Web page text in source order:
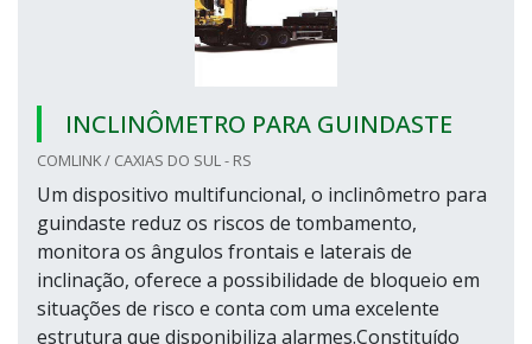
INCLINÔMETRO PARA GUINDASTE
COMLINK / CAXIAS DO SUL - RS
Um dispositivo multifuncional, o inclinômetro para
guindaste reduz os riscos de tombamento,
monitora os ângulos frontais e laterais de
inclinação, oferece a possibilidade de bloqueio em
situações de risco e conta com uma excelente
estrutura que disponibiliza alarmes.Constituído